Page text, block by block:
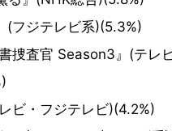
(フジテレビ系)(5.3%)
捜査官 Season3』(テレ
ビ・フジテレビ)(4.2%)